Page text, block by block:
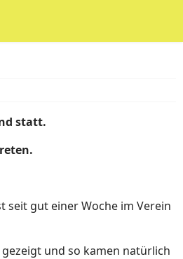
statt.
gut einer Woche im Verein
und so kamen natürlich